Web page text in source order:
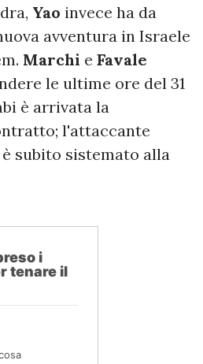
Yao invece ha da
avventura in Israele
Marchi e Favale
le ultime ore del 31
è arrivata la
l'attaccante
subito sistemato alla
i
tenare il